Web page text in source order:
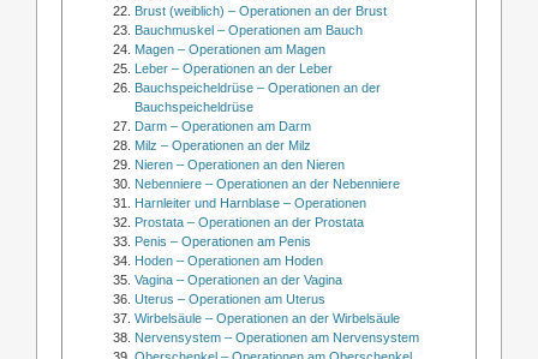
Brust (weiblich) – Operationen an der Brust
Bauchmuskel – Operationen am Bauch
Magen – Operationen am Magen
Leber – Operationen an der Leber
Bauchspeicheldrüse – Operationen an der
Bauchspeicheldrüse
Darm – Operationen am Darm
Milz – Operationen an der Milz
Nieren – Operationen an den Nieren
Nebenniere – Operationen an der Nebenniere
Harnleiter und Harnblase – Operationen
Prostata – Operationen an der Prostata
Penis – Operationen am Penis
Hoden – Operationen am Hoden
Vagina – Operationen an der Vagina
Uterus – Operationen am Uterus
Wirbelsäule – Operationen an der Wirbelsäule
Nervensystem – Operationen am Nervensystem